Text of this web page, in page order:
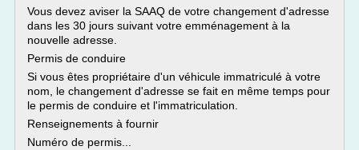
Vous devez aviser la SAAQ de votre changement d'adresse
dans les 30 jours suivant votre emménagement à la
nouvelle adresse.
Permis de conduire
Si vous êtes propriétaire d'un véhicule immatriculé à votre
nom, le changement d'adresse se fait en même temps pour
le permis de conduire et l'immatriculation.
Renseignements à fournir
Numéro de permis...